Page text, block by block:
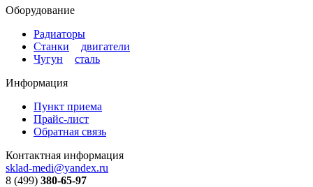
Оборудование
Радиаторы
Станки
двигатели
Чугун
сталь
Информация
Пункт приема
Прайс-лист
Обратная связь
Контактная информация
sklad-medi@yandex.ru
8 (499) 380-65-97